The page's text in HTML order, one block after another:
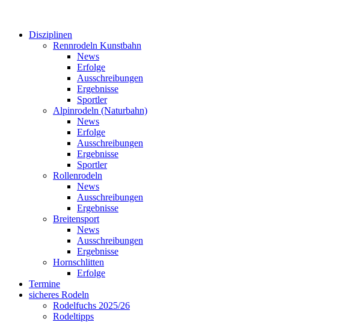
Disziplinen
Rennrodeln Kunstbahn
News
Erfolge
Ausschreibungen
Ergebnisse
Sportler
Alpinrodeln (Naturbahn)
News
Erfolge
Ausschreibungen
Ergebnisse
Sportler
Rollenrodeln
News
Ausschreibungen
Ergebnisse
Breitensport
News
Ausschreibungen
Ergebnisse
Hornschlitten
Erfolge
Termine
sicheres Rodeln
Rodelfuchs 2025/26
Rodeltipps